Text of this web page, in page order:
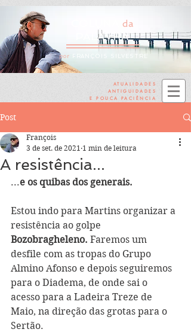
da
PALAVRA
por FRANÇOIS SILVESTRE
ATUALIDADES
ANTIGUIDADES
E POUCA PACIÊNCIA
Post
A resistência...
François
3 de set. de 2021 1 min de leitura
...e os quibas dos generais.
Estou indo para Martins organizar a
resistência ao golpe
Bozobragheleno. Faremos um
desfile com as tropas do Grupo
Almino Afonso e depois seguiremos
para o Diadema, de onde sai o
acesso para a Ladeira Treze de
Maio, na direção das grotas para o
Sertão.